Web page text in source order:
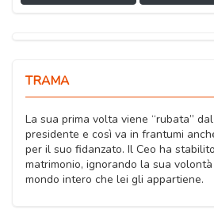
TRAMA
La sua prima volta viene “rubata”
presidente e così va in frantumi
per il suo fidanzato. Il Ceo ha
matrimonio, ignorando la sua
mondo intero che lei gli appartiene.